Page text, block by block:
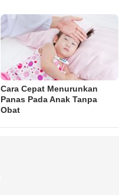
Cara Cepat Menurunkan
Panas Pada Anak Tanpa
Obat